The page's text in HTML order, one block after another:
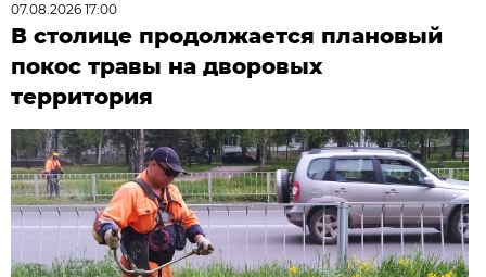
07.08.2026 17:00
В столице продолжается плановый
покос травы на дворовых
территория